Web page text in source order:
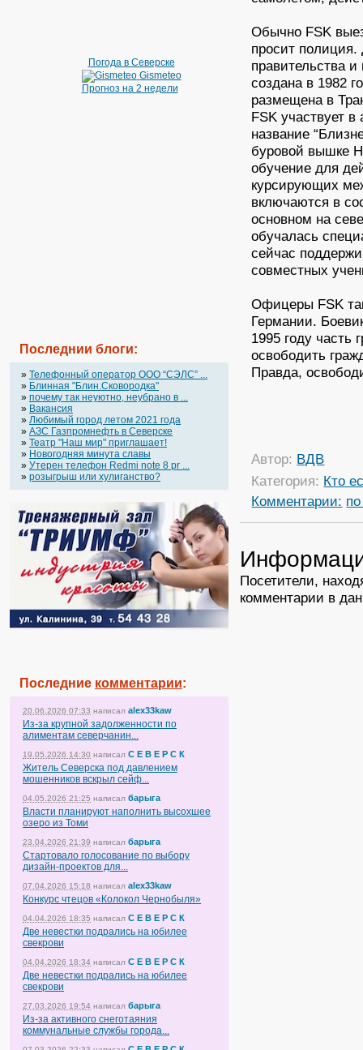
Погода в Северске
Gismeteo
Прогноз на 2 недели
Последнии блоги:
» Телефонный оператор OOO “СЭЛС” ...
» Блинная "Блин.Сковородка"
» почему так неуютно, неубрано в ...
» Вакансия
» Любимый город летом 2021 года
» АЗС Газпромнефть в Северске
» Театр "Наш мир" приглашает!
» Новогодняя минута славы
» Утерен телефон Redmi note 8 pr ...
» розыгрыш или хулиганство?
Последние комментарии:
20.06.2026 07:33 написал alex33kaw
Из-за крупной задолженности по
алиментам северчанин...
19.05.2026 14:30 написал С Е В Е Р С К
Житель Северска под давлением
мошенников вскрыл сейф...
04.05.2026 21:25 написал барыга
Власти планируют наполнить высохшее
озеро из Томи
23.04.2026 21:39 написал барыга
Стартовало голосование по выбору
дизайн-проектов для...
07.04.2026 15:18 написал alex33kaw
Конкурс чтецов «Колокол Чернобыля»
04.04.2026 18:35 написал С Е В Е Р С К
Две невестки подрались на юбилее
свекрови
04.04.2026 18:34 написал С Е В Е Р С К
Две невестки подрались на юбилее
свекрови
27.03.2026 19:54 написал барыга
Из-за активного снеготаяния
коммунальные службы города...
Обычно FSK
просит
правительства
создана в 1982
размещена в
FSK участвует
название
буровой вышке
обучение для
курсирующих
включаются в
основном на
обучалась
сейчас
совместных
Офицеры FSK
Германии.
1995 году
освободить
Правда,
Автор: ВДВ
Категория: Кто
Комментарии:
Посетители,
комментарии в